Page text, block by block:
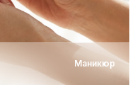
Маникюр